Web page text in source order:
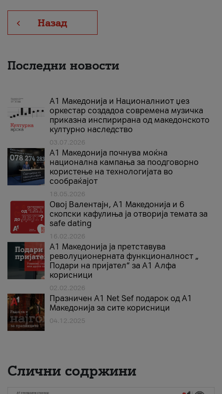
Назад
Последни новости
А1 Македонија и Националниот џез
оркестар создадоа современа музичка
приказна инспирирана од македонското
културно наследство
03.07.2026
A1 Македонија почнува моќна
национална кампања за поодговорно
користење на технологијата во
сообраќајот
18.05.2026
Овој Валентајн, A1 Македонија и 6
скопски кафулиња ја отворија темата за
safe dating
16.02.2026
А1 Македонија ја претставува
револуционерната функционалност „
Подари на пријател“ за А1 Алфа
корисници
02.02.2026
Празничен A1 Net Sеf подарок од А1
Македонија за сите корисници
04.12.2025
Слични содржини